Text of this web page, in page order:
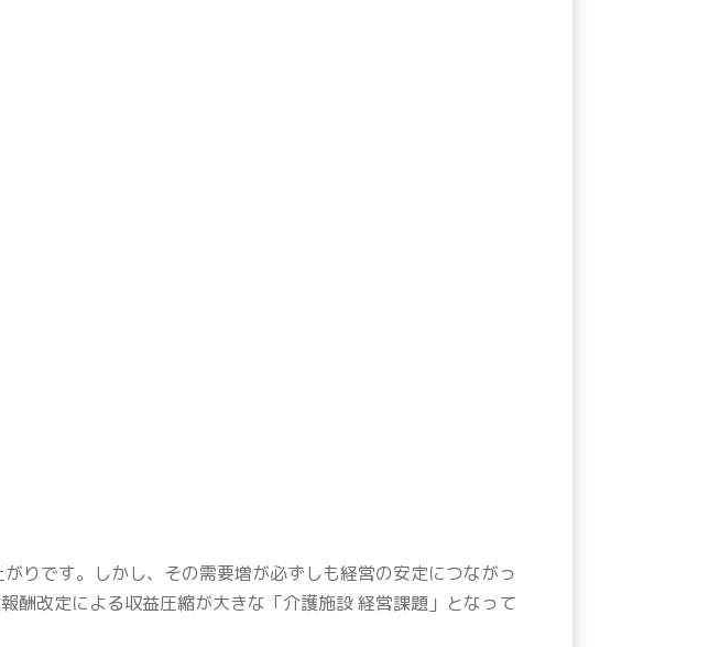
りです。しかし、その需要増が必ずしも経営の安定につながっ
酬改定による収益圧縮が大きな「介護施設 経営課題」となって